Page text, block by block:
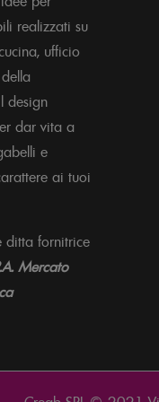
realizzati su
ufficio
design
dar vita a
e
ai tuoi
ditta fornitrice
Mercato